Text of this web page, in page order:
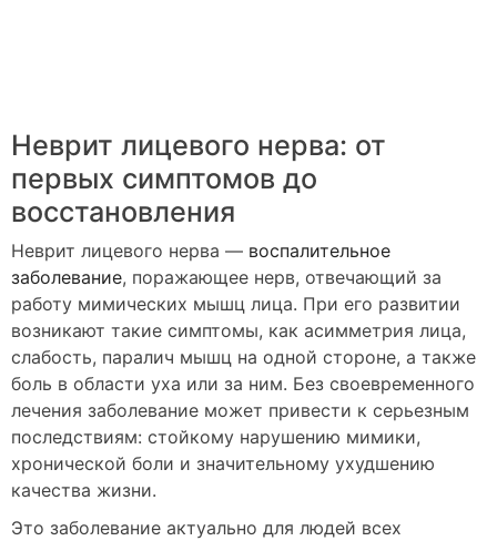
Неврит лицевого нерва: от
первых симптомов до
восстановления
Неврит лицевого нерва — воспалительное
заболевание, поражающее нерв, отвечающий за
работу мимических мышц лица. При его развитии
возникают такие симптомы, как асимметрия лица,
слабость, паралич мышц на одной стороне, а также
боль в области уха или за ним. Без своевременного
лечения заболевание может привести к серьезным
последствиям: стойкому нарушению мимики,
хронической боли и значительному ухудшению
качества жизни.
Это заболевание актуально для людей всех